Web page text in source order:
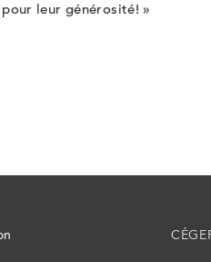
leur générosité! »